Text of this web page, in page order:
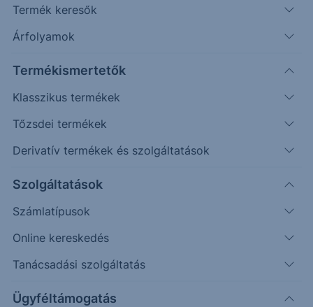
Termék keresők
Árfolyamok
Termékismertetők
Klasszikus termékek
Tőzsdei termékek
Derivatív termékek és szolgáltatások
Szolgáltatások
Számlatípusok
Online kereskedés
Tanácsadási szolgáltatás
Ügyféltámogatás
További információk kérése
Erste Market Pro belépés
160.00